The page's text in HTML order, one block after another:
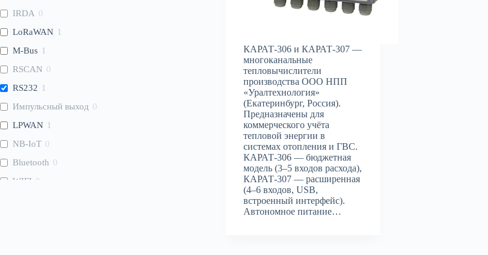
КАРАТ-306 и КАРАТ-307 —
многоканальные
тепловычислители
производства ООО НПП
«Уралтехнология»
(Екатеринбург, Россия).
Предназначены для
коммерческого учёта
тепловой энергии в
системах отопления и ГВС.
КАРАТ-306 — бюджетная
модель (3–5 входов расхода),
КАРАТ-307 — расширенная
(4–6 входов, USB,
встроенный интерфейс).
Автономное питание…
IRDA 0
LoRaWAN 1
M-Bus 1
RSCAN 0
RS232 1
Импульсный выход 0
LPWAN 1
NB-IoT 0
Bluetooth 0
WIFI 0